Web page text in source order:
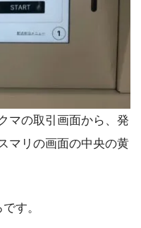
マの取引画面から、発
マリの画面の中央の黄
す。